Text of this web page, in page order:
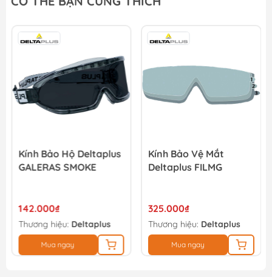
22.000₫
[Sale 8/8] Khẩu Trang Than Hoạt Tính Evergreen C750V
Kính Bảo Hộ Deltaplus
GALERAS SMOKE
142.000₫
Thương hiệu: Deltaplus
Mua ngay
Kính Bảo Vệ Mắt
Deltaplus FILMG
325.000₫
Thương hiệu: Deltaplus
Mua ngay